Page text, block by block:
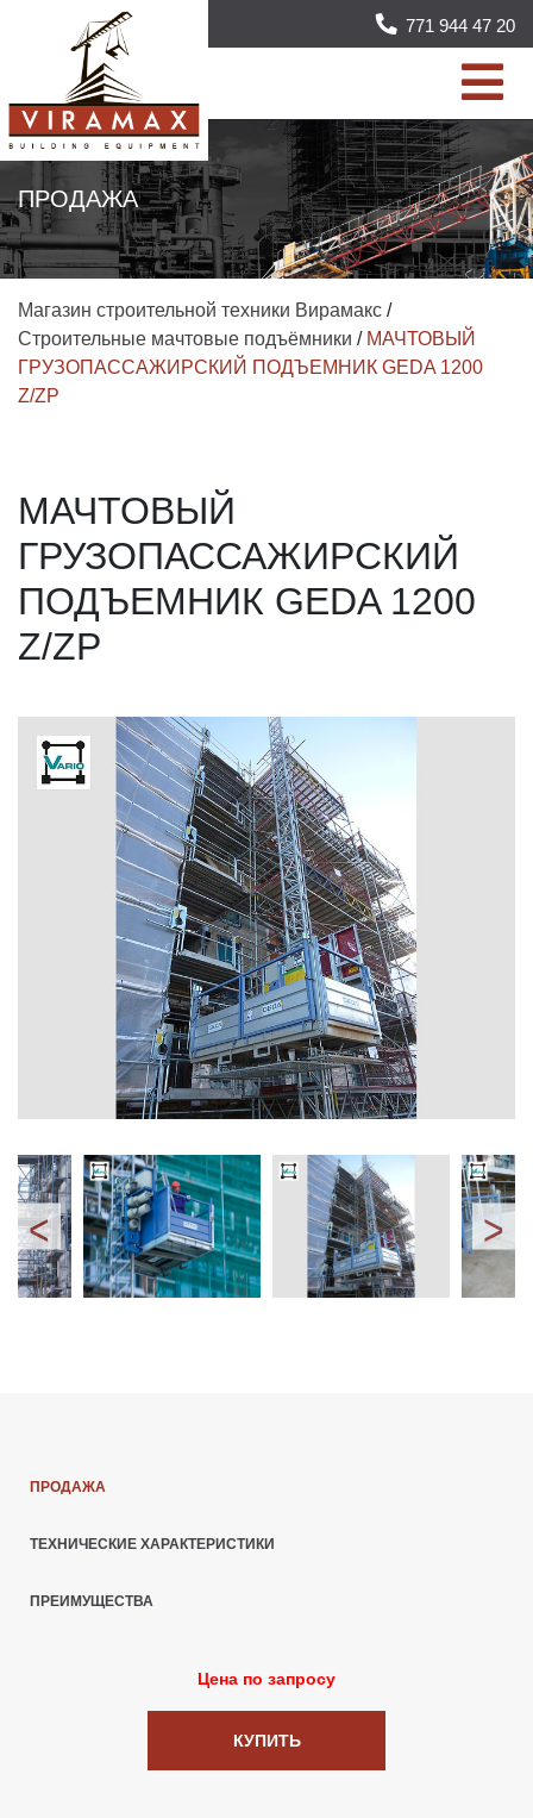
771 944 47 20
ПРОДАЖА
Магазин строительной техники Вирамакс /
Строительные мачтовые подъёмники / МАЧТОВЫЙ
ГРУЗОПАССАЖИРСКИЙ ПОДЪЕМНИК GEDA 1200
Z/ZP
МАЧТОВЫЙ
ГРУЗОПАССАЖИРСКИЙ
ПОДЪЕМНИК GEDA 1200
Z/ZP
ПРОДАЖА
ТЕХНИЧЕСКИЕ ХАРАКТЕРИСТИКИ
ПРЕИМУЩЕСТВА
Цена по запросу
КУПИТЬ